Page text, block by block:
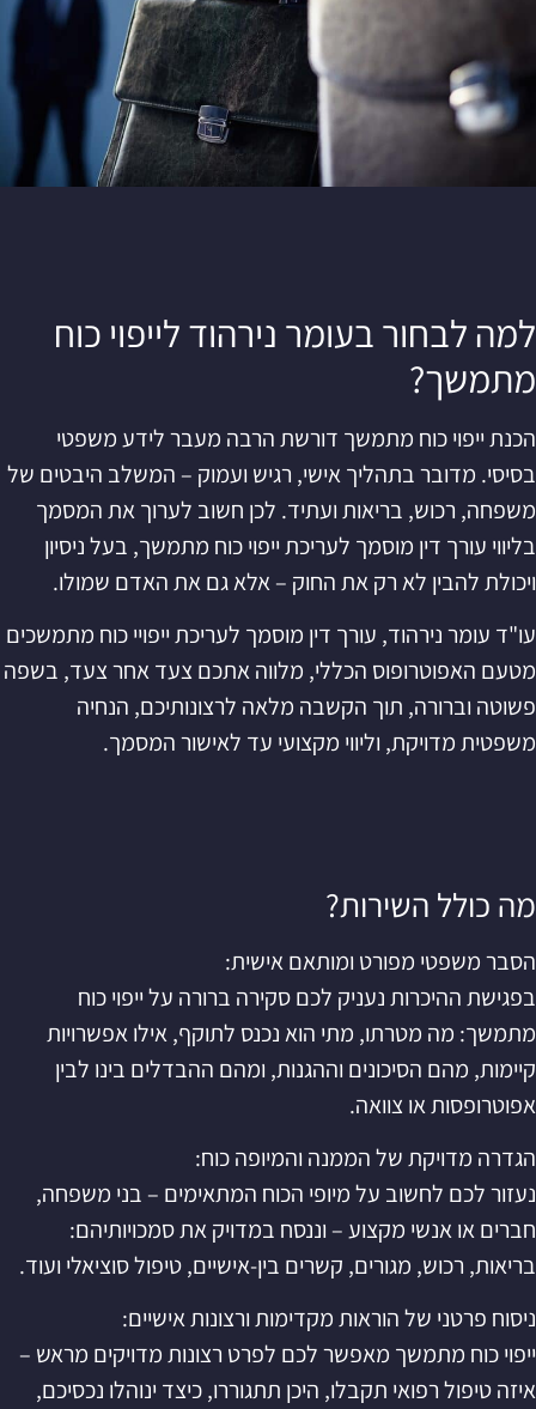
למה לבחור בעומר נירהוד לייפוי כוח
מתמשך?
הכנת ייפוי כוח מתמשך דורשת הרבה מעבר לידע משפטי
בסיסי. מדובר בתהליך אישי, רגיש ועמוק – המשלב היבטים של
משפחה, רכוש, בריאות ועתיד. לכן חשוב לערוך את המסמך
בליווי עורך דין מוסמך לעריכת ייפוי כוח מתמשך, בעל ניסיון
ויכולת להבין לא רק את החוק – אלא גם את האדם שמולו.
עו"ד עומר נירהוד, עורך דין מוסמך לעריכת ייפויי כוח מתמשכים
מטעם האפוטרופוס הכללי, מלווה אתכם צעד אחר צעד, בשפה
פשוטה וברורה, תוך הקשבה מלאה לרצונותיכם, הנחיה
משפטית מדויקת, וליווי מקצועי עד לאישור המסמך.
מה כולל השירות?
הסבר משפטי מפורט ומותאם אישית:
בפגישת ההיכרות נעניק לכם סקירה ברורה על ייפוי כוח
מתמשך: מה מטרתו, מתי הוא נכנס לתוקף, אילו אפשרויות
קיימות, מהם הסיכונים וההגנות, ומהם ההבדלים בינו לבין
אפוטרופסות או צוואה.
הגדרה מדויקת של הממנה והמיופה כוח:
נעזור לכם לחשוב על מיופי הכוח המתאימים – בני משפחה,
חברים או אנשי מקצוע – וננסח במדויק את סמכויותיהם:
בריאות, רכוש, מגורים, קשרים בין-אישיים, טיפול סוציאלי ועוד.
ניסוח פרטני של הוראות מקדימות ורצונות אישיים:
ייפוי כוח מתמשך מאפשר לכם לפרט רצונות מדויקים מראש –
איזה טיפול רפואי תקבלו, היכן תתגוררו, כיצד ינוהלו נכסיכם,